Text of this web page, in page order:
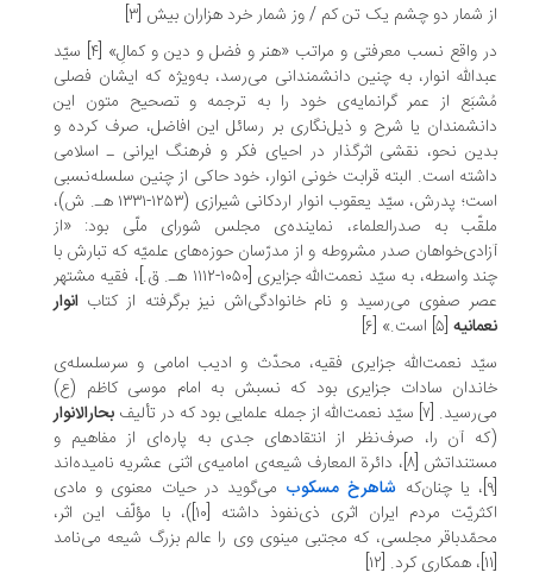
شمار دو چشم یک تن کم / وز شمار خرد هزاران بیش [۳]
در واقع نسب معرفتی و مراتب «هنر و فضل و دین و کمالِ» [۴] سیّد
انوار، به چنین دانشمندانی می‌رسد، به‌ویژه که ایشان فصلی
از عمر گرانمایه‌ی خود را به ترجمه و تصحیح متون این
یا شرح و ذیل‌نگاری بر رسائل این افاضل، صرف کرده و
نحو، نقشی اثرگذار در احیای فکر و فرهنگ ایرانی ـ اسلامی
است. البته قرابت خونی انوار، خود حاکی از چنین سلسله‌نسبی
است؛ پدرش، سیّد یعقوب انوار اردکانی شیرازی (۱۲۵۳-۱۳۳۱ هـ. ش)،
به صدرالعلماء، نماینده‌ی مجلس شورای ملّی بود: «از
صدر مشروطه و از مدرّسان حوزه‌های علمیّه که تبارش با
چند واسطه، به سیّد نعمت‌الله جزایری [۱۰۵۰-۱۱۱۲ هـ. ق.]، فقیه مشتهر
صفوی می‌رسید و نام خانوادگی‌اش نیز برگرفته از کتاب انوار
[۵] است.» [۶]
نعمت‌الله جزایری فقیه، محدّث‌ و ادیب‌ امامی و سرسلسله‌ی
سادات جزایری بود که نسبش به امام موسی کاظم (ع)
نعمت‌الله از جمله علمایی بود که در تألیف
بحارالانوار
آن را، صرف‌نظر از انتقادهای جدی به پاره‌ای از مفاهیم و
مستنداتش [۸]، دائرة المعارف‌ شیعه‌ی امامیه‌ی اثنی عشریه نامیده‌اند
شاهرخ مسکوبمی‌گوید در حیات معنوی و مادی
اکثریّت مردم ایران اثری ذی‌نفوذ داشته [۱۰])، با مؤلّف این اثر،
مجلسی‌، که مجتبی مینوی وی را عالم بزرگ شیعه می‌نامد